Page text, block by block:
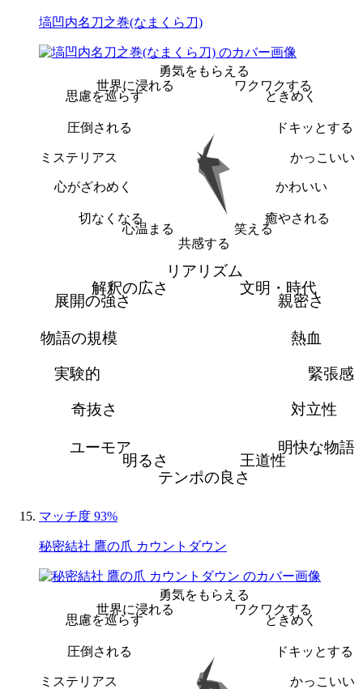
塙凹内名刀之巻(なまくら刀)
勇気をもらえる
ワクワクする
ときめく
ドキッとする
かっこいい
かわいい
癒やされる
笑える
共感する
心温まる
切なくなる
心がざわめく
ミステリアス
圧倒される
思慮を巡らす
世界に浸れる
リアリズム
文明・時代
親密さ
熱血
緊張感
対立性
明快な物語
王道性
テンポの良さ
明るさ
ユーモア
奇抜さ
実験的
物語の規模
展開の強さ
解釈の広さ
マッチ度 93%
秘密結社 鷹の爪 カウントダウン
勇気をもらえる
ワクワクする
ときめく
ドキッとする
かっこいい
ミステリアス
圧倒される
思慮を巡らす
世界に浸れる